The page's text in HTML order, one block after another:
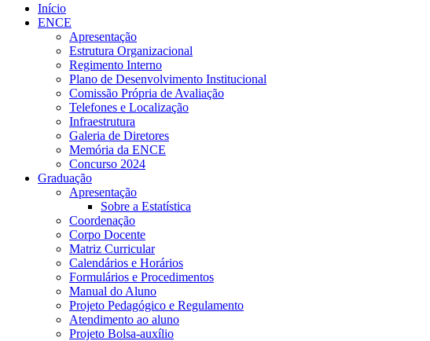
Início
ENCE
Apresentação
Estrutura Organizacional
Regimento Interno
Plano de Desenvolvimento Institucional
Comissão Própria de Avaliação
Telefones e Localização
Infraestrutura
Galeria de Diretores
Memória da ENCE
Concurso 2024
Graduação
Apresentação
Sobre a Estatística
Coordenação
Corpo Docente
Matriz Curricular
Calendários e Horários
Formulários e Procedimentos
Manual do Aluno
Projeto Pedagógico e Regulamento
Atendimento ao aluno
Projeto Bolsa-auxílio